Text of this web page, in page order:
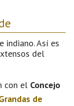
indiano. Así es
del
con el Concejo
de